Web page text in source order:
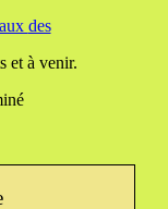
des
et à venir.